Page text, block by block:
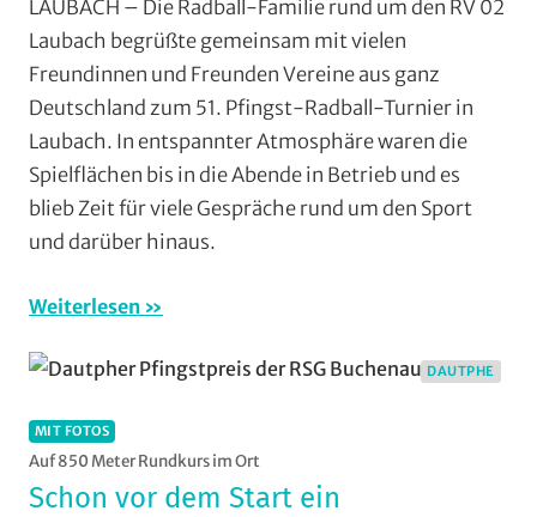
Laubach ,
Mit
Fotos,
Multimedia
Orte,
Radball,
RV
LAUBACH – Die Radball-Familie rund um den RV 02
Laubach begrüßte gemeinsam mit vielen
Freundinnen und Freunden Vereine aus ganz
Deutschland zum 51. Pfingst-Radball-Turnier in
Laubach. In entspannter Atmosphäre waren die
Spielflächen bis in die Abende in Betrieb und es
blieb Zeit für viele Gespräche rund um den Sport
und darüber hinaus.
Weiterlesen
DAUTPHE
MIT FOTOS
Auf 850 Meter Rundkurs im Ort
Schon vor dem Start ein